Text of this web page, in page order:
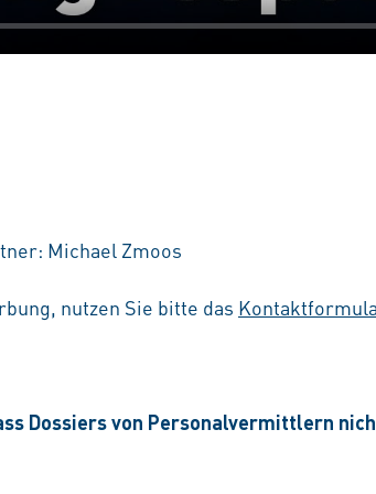
Michael Zmoos
nutzen Sie bitte das
Dossiers von Personalvermittlern